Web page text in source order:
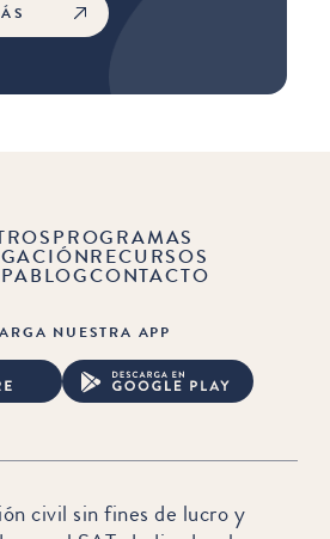
PROGRAMAS
RECURSOS
BLOGCONTACTO
NUESTRA APP
civil sin fines de lucro y